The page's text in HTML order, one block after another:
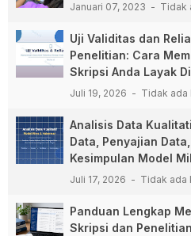
Januari 07, 2023 Tidak
Uji Validitas dan
Penelitian: Cara
Skripsi Anda Layak
Juli 19, 2026 Tidak ada
Analisis Data
Data, Penyajian
Kesimpulan Model
Juli 17, 2026 Tidak ada
Panduan Lengkap
Skripsi dan